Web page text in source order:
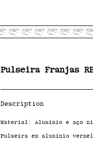
Pulseira Franjas
Description
Material: Alumínio e aço
Pulseira em alumínio